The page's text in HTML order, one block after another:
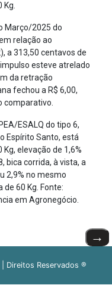
Março/2025 do
relação ao
a 313,50 centavos de
esteve atrelado
da retração
fechou a R$ 6,00,
comparativo.
ESALQ do tipo 6,
Espírito Santo, está
elevação de 1,6%
bica corrida, à vista, a
2,9% no mesmo
de 60 Kg. Fonte:
em Agronegócio.
→
Direitos Reservados ®